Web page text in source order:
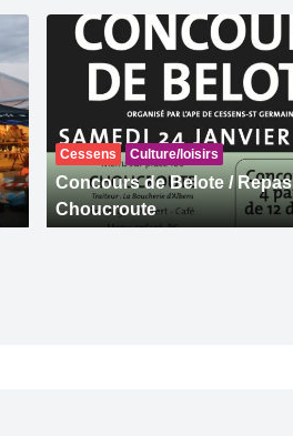
Cessens Culture/loisirs
Concours de Belote / Repas
Choucroute